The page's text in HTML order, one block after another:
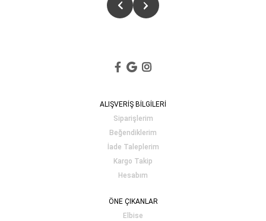
ALIŞVERİŞ BİLGİLERİ
Siparişlerim
Beğendiklerim
İade Taleplerim
Kargo Takip
Hesabım
ÖNE ÇIKANLAR
Elbise